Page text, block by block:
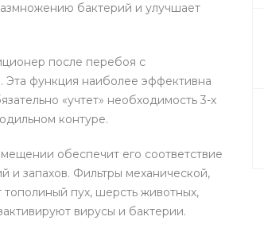
бактерий и улучшает
после перебоя с
Эта функция наиболее эффективна
«учтет» необходимость 3-х
контуре.
обеспечит его соответствие
и запахов. Фильтры механической,
пух, шерсть животных,
вирусы и бактерии.